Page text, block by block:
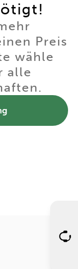
Preis
wähle
alle